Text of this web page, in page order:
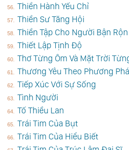
Thiền Hành Yếu Chỉ
Thiền Sư Tăng Hội
Thiền Tập Cho Người Bận Rộn
Thiết Lập Tịnh Độ
Thơ Từng Ôm Và Mặt Trời
Thương Yêu Theo Phương
Tiếp Xúc Với Sự Sống
Tình Người
Tố Thiều Lan
Trái Tim Của Bụt
Trái Tim Của Hiểu Biết